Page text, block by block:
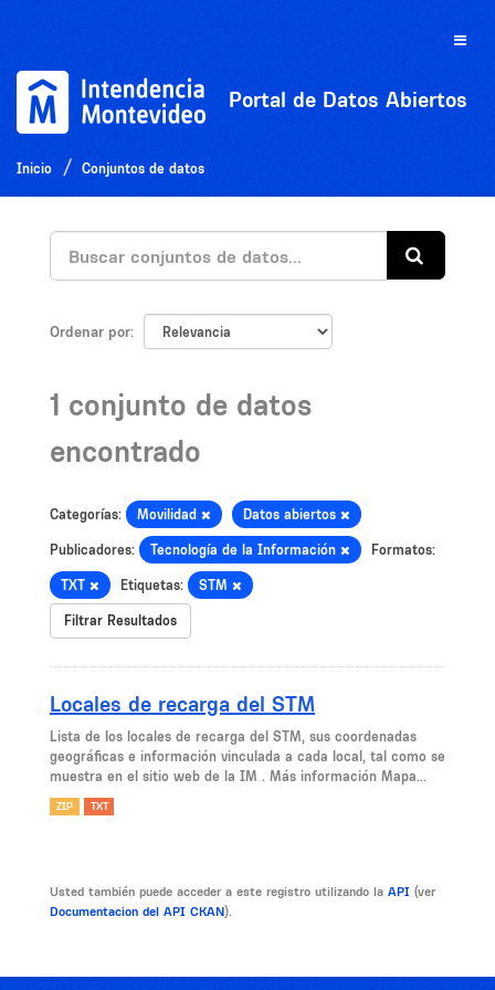
Toggle
Portal de Datos Abiertos
Inicio Conjuntos de datos
Ordenar por
1 conjunto de datos
encontrado
Categorías: Movilidad Datos abiertos
Publicadores: Tecnología de la Información Formatos:
TXT Etiquetas: STM
Filtrar Resultados
Locales de recarga del STM
Lista de los locales de recarga del STM, sus coordenadas
geográficas e información vinculada a cada local, tal como se
muestra en el sitio web de la IM . Más información Mapa...
ZIP TXT
Usted también puede acceder a este registro utilizando la API (ver
Documentacion del API CKAN).